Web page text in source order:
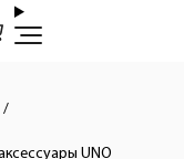
UNO